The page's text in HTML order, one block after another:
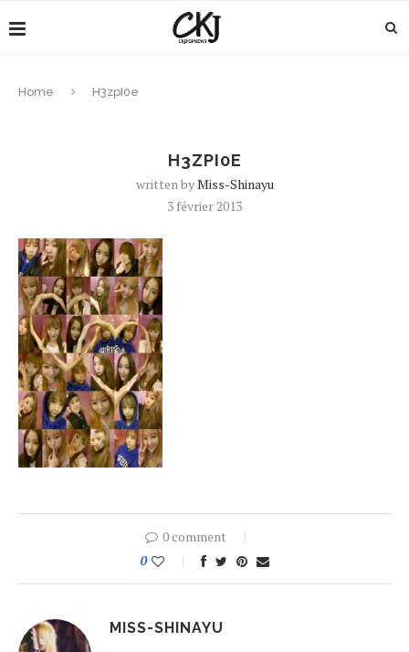
Home H3zpI0e
H3ZPI0E
written byMiss-Shinayu
3 février 2013
0 comment
0
MISS-SHINAYU